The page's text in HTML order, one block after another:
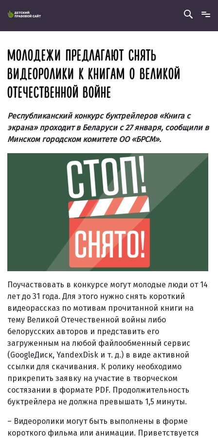
МОЛОДЕЖИ ПРЕДЛАГАЮТ СНЯТЬ
ВИДЕОРОЛИКИ К КНИГАМ О ВЕЛИКОЙ
ОТЕЧЕСТВЕННОЙ ВОЙНЕ
Республиканский конкурс буктрейлеров «Книга с
экрана» проходит в Беларуси с 27 января, сообщили в
Минском городском комитете ОО «БРСМ».
Поучаствовать в конкурсе могут молодые люди от 14
лет до 31 года. Для этого нужно снять короткий
видеорассказ по мотивам прочитанной книги на
тему Великой Отечественной войны либо
белорусских авторов и представить его
загруженным на любой файлообменный сервис
(GoogleДиск, YandexDisk и т. д.) в виде активной
ссылки для скачивания. К ролику необходимо
прикрепить заявку на участие в творческом
состязании в формате PDF. Продолжительность
буктрейлера не должна превышать 1,5 минуты.
– Видеоролики могут быть выполнены в форме
короткого фильма или анимации. Приветствуется